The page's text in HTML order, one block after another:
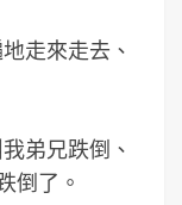
走來走去、
弟兄跌倒、
倒了。